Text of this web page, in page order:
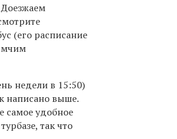
Доезжаем
(его расписание
мчим
недели в 15:50)
написано выше.
самое удобное
так что